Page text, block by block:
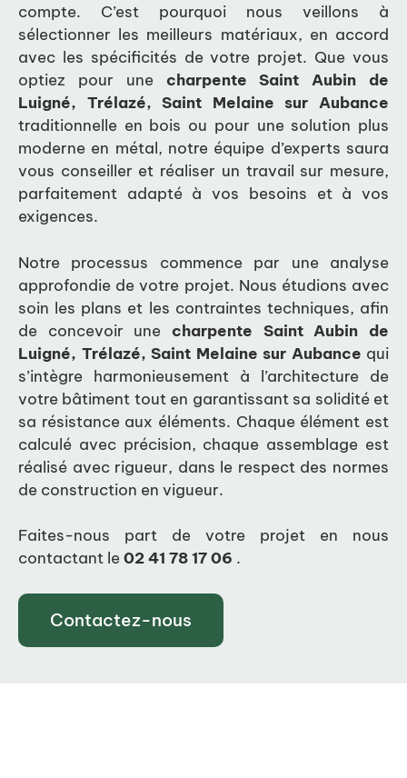
compte. C’est pourquoi nous veillons à
sélectionner les meilleurs matériaux, en accord
avec les spécificités de votre projet. Que vous
optiez pour une charpente Saint Aubin de
Luigné, Trélazé, Saint Melaine sur Aubance
traditionnelle en bois ou pour une solution plus
moderne en métal, notre équipe d’experts saura
vous conseiller et réaliser un travail sur mesure,
parfaitement adapté à vos besoins et à vos
exigences.
Notre processus commence par une analyse
approfondie de votre projet. Nous étudions avec
soin les plans et les contraintes techniques, afin
de concevoir une charpente Saint Aubin de
Luigné, Trélazé, Saint Melaine sur Aubance qui
s’intègre harmonieusement à l’architecture de
votre bâtiment tout en garantissant sa solidité et
sa résistance aux éléments. Chaque élément est
calculé avec précision, chaque assemblage est
réalisé avec rigueur, dans le respect des normes
de construction en vigueur.
Faites-nous part de votre projet en nous
contactant le02 41 78 17 06 .
Contactez-nous